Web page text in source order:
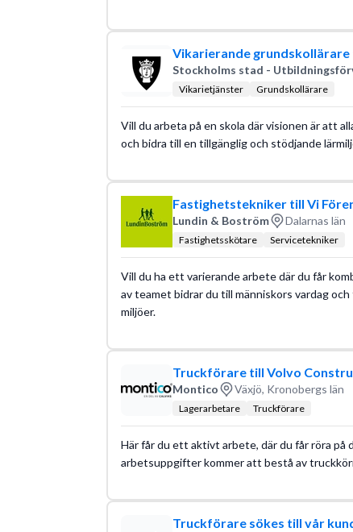
Vikarierande grundskollärare
Stockholms stad -
Vikarietjänster Grundskollärare
Vill du arbeta på en skola där visionen är att
och bidra till en tillgänglig och stödjande
Fastighetstekniker till Vi
Lundin & Boström Dalarnas län
Fastighetsskötare Servicetekniker
Vill du ha ett varierande arbete där du får
av teamet bidrar du till människors vardag
miljöer.
Truckförare till Volvo
Montico Växjö, Kronobergs län
Lagerarbetare Truckförare
Här får du ett aktivt arbete, där du får röra på
arbetsuppgifter kommer att bestå av
Truckförare sökes till vår